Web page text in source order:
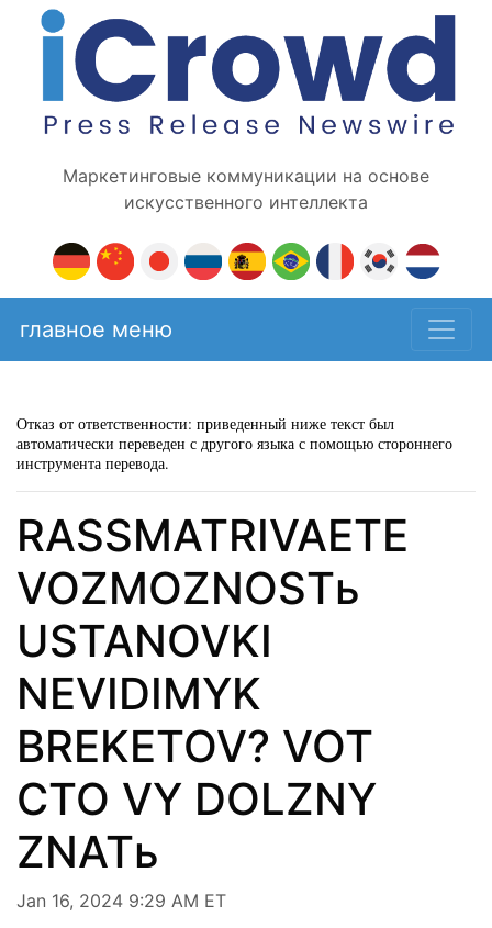
Маркетинговые коммуникации на основе
искусственного интеллекта
главное меню
Отказ от ответственности: приведенный ниже текст был
автоматически переведен с другого языка с помощью стороннего
инструмента перевода.
RASSMATRIVAETE
VOZMOZNOSTь
USTANOVKI
NEVIDIMYK
BREKETOV? VOT
CTO VY DOLZNY
ZNATь
Jan 16, 2024 9:29 AM ET